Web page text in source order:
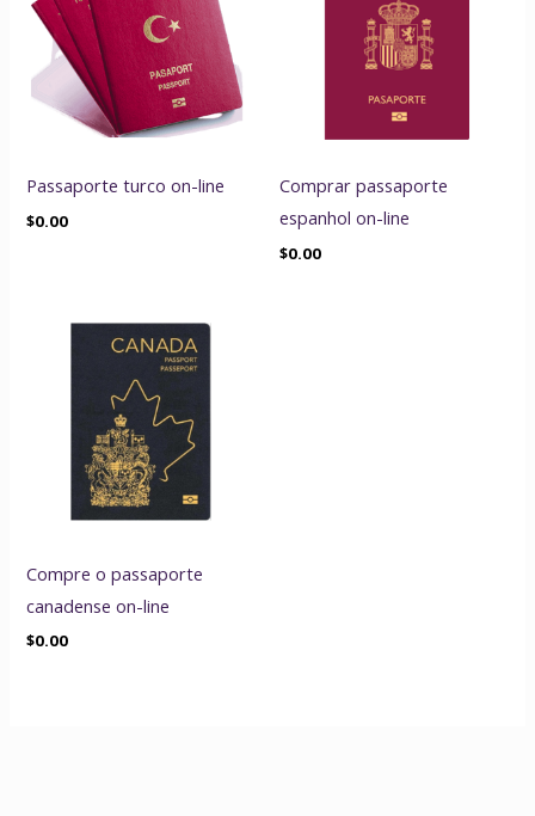
Passaporte turco on-line
$0.00
Comprar passaporte
espanhol on-line
$0.00
Compre o passaporte
canadense on-line
$0.00